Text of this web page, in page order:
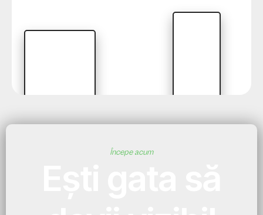
Începe acum